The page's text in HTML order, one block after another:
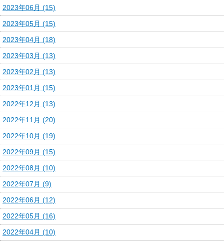
2023年06月 (15)
2023年05月 (15)
2023年04月 (18)
2023年03月 (13)
2023年02月 (13)
2023年01月 (15)
2022年12月 (13)
2022年11月 (20)
2022年10月 (19)
2022年09月 (15)
2022年08月 (10)
2022年07月 (9)
2022年06月 (12)
2022年05月 (16)
2022年04月 (10)